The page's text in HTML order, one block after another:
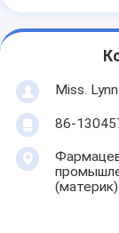
Miss. Lynn
86-
(материк)